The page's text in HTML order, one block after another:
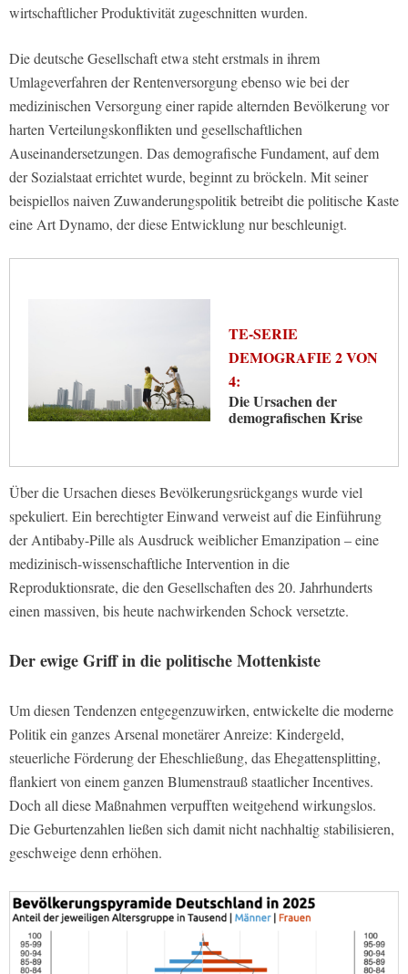
wirtschaftlicher Produktivität zugeschnitten wurden.
Die deutsche Gesellschaft etwa steht erstmals in ihrem
Umlageverfahren der Rentenversorgung ebenso wie bei der
medizinischen Versorgung einer rapide alternden Bevölkerung vor
harten Verteilungskonflikten und gesellschaftlichen
Auseinandersetzungen. Das demografische Fundament, auf dem
der Sozialstaat errichtet wurde, beginnt zu bröckeln. Mit seiner
beispiellos naiven Zuwanderungspolitik betreibt die politische Kaste
eine Art Dynamo, der diese Entwicklung nur beschleunigt.
TE-SERIE
DEMOGRAFIE 2 VON
4:
Die Ursachen der
demografischen Krise
Über die Ursachen dieses Bevölkerungsrückgangs wurde viel
spekuliert. Ein berechtigter Einwand verweist auf die Einführung
der Antibaby-Pille als Ausdruck weiblicher Emanzipation – eine
medizinisch-wissenschaftliche Intervention in die
Reproduktionsrate, die den Gesellschaften des 20. Jahrhunderts
einen massiven, bis heute nachwirkenden Schock versetzte.
Der ewige Griff in die politische Mottenkiste
Um diesen Tendenzen entgegenzuwirken, entwickelte die moderne
Politik ein ganzes Arsenal monetärer Anreize: Kindergeld,
steuerliche Förderung der Eheschließung, das Ehegattensplitting,
flankiert von einem ganzen Blumenstrauß staatlicher Incentives.
Doch all diese Maßnahmen verpufften weitgehend wirkungslos.
Die Geburtenzahlen ließen sich damit nicht nachhaltig stabilisieren,
geschweige denn erhöhen.